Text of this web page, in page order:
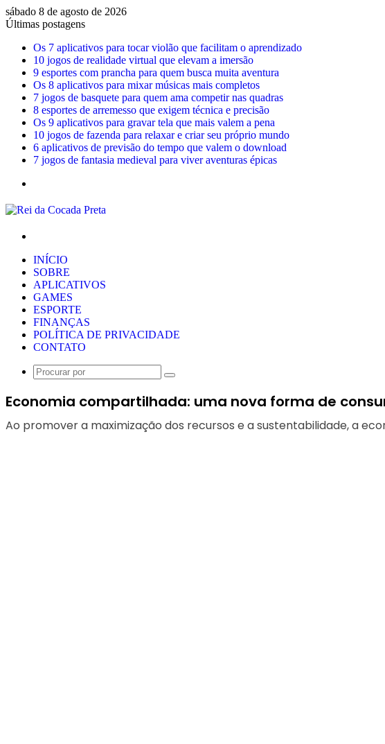
sábado 8 de agosto de 2026
Últimas postagens
Os 7 aplicativos para tocar violão que facilitam o aprendizado
10 jogos de realidade virtual que elevam a imersão
9 esportes com prancha para quem busca muita aventura
Os 8 aplicativos para mixar músicas mais completos
7 jogos de basquete para quem ama competir nas quadras
8 esportes de arremesso que exigem técnica e precisão
Os 9 aplicativos para gravar tela que mais valem a pena
10 jogos de fazenda para relaxar e criar seu próprio mundo
6 aplicativos de previsão do tempo que valem o download
7 jogos de fantasia medieval para viver aventuras épicas
INÍCIO
SOBRE
APLICATIVOS
GAMES
ESPORTE
FINANÇAS
POLÍTICA DE PRIVACIDADE
CONTATO
Procurar
Economia compartilhada: uma nova forma de
Ao promover a maximização dos recursos e a sustentabilidade, a